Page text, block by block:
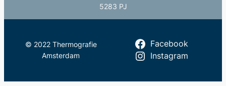
5283 PJ
© 2022 Thermografie
Amsterdam
Facebook
Instagram